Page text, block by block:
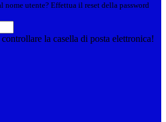
nome utente? Effettua il reset della password
la casella di posta elettronica!